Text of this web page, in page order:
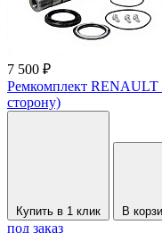
7 500 ₽
Ремкомплект RENAULT
сторону)
Купить в 1 клик В
под заказ